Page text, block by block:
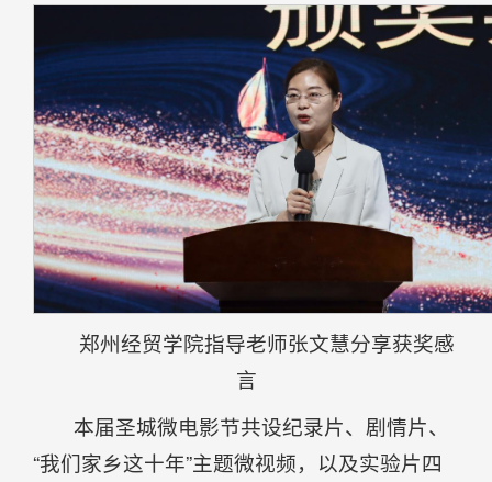
郑州经贸学院指导老师张文慧分享获奖感
言
本届圣城微电影节共设纪录片、剧情片、
“我们家乡这十年”主题微视频，以及实验片四